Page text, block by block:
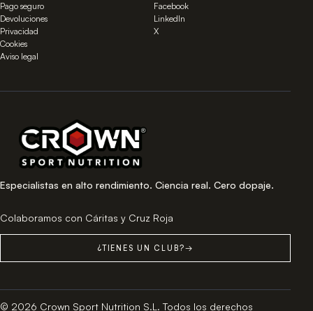
Pago seguro
Devoluciones
Privacidad
Cookies
Aviso legal
Facebook
LinkedIn
X
Especialistas en alto rendimiento. Ciencia real. Cero dopaje.
Colaboramos con Cáritas y Cruz Roja
¿TIENES UN CLUB?→
© 2026 Crown Sport Nutrition S.L. Todos los derechos